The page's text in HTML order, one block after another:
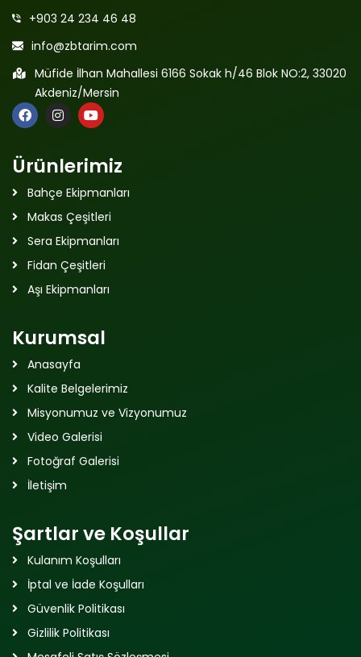
+903 24 234 46 48
info@zbtarim.com
Müfide İlhan Mahallesi 6166 Sokak h/46 Blok NO:2, 33020
Akdeniz/Mersin
Ürünlerimiz
Bahçe Ekipmanları
Makas Çeşitleri
Sera Ekipmanları
Fidan Çeşitleri
Aşı Ekipmanları
Kurumsal
Anasayfa
Kalite Belgelerimiz
Misyonumuz ve Vizyonumuz
Video Galerisi
Fotoğraf Galerisi
İletişim
Şartlar ve Koşullar
Kulanım Koşulları
İptal ve İade Koşulları
Güvenlik Politikası
Gizlilik Politikası